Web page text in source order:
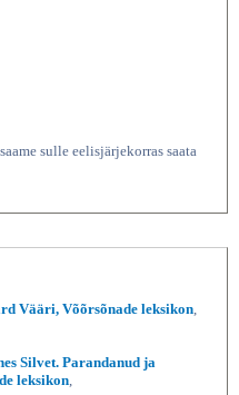
sulle eelisjärjekorras saata
Vääri, Võõrsõnade leksikon,
Silvet. Parandanud ja
leksikon,